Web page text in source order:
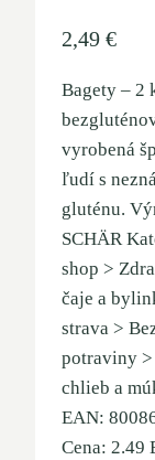
2,49 €
Bagety – 2
vyrobená
ľudí s
gluténu.
SCHÄR
shop >
čaje a
strava >
potraviny
chlieb a
EAN:
Cena: 2.49